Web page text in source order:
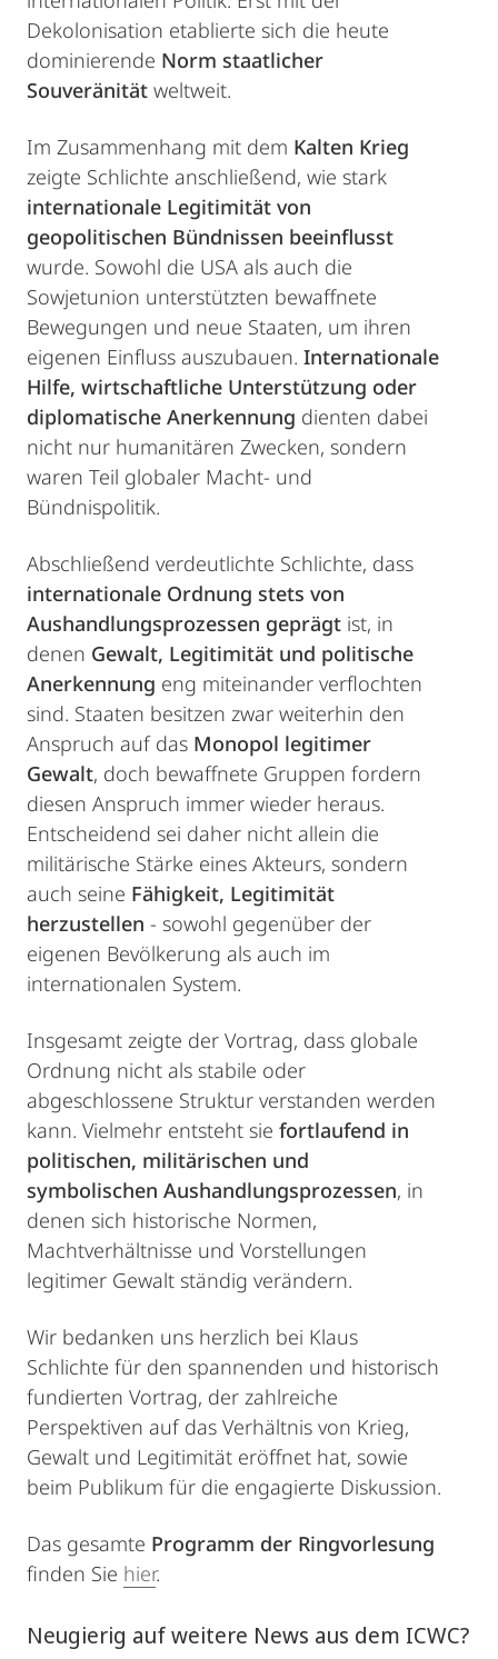
Dekolonisation etablierte sich die heute
dominierende Norm staatlicher
Souveränität weltweit.
Im Zusammenhang mit dem Kalten Krieg
zeigte Schlichte anschließend, wie stark
internationale Legitimität von
geopolitischen Bündnissen beeinflusst
wurde. Sowohl die USA als auch die
Sowjetunion unterstützten bewaffnete
Bewegungen und neue Staaten, um ihren
eigenen Einfluss auszubauen. Internationale
Hilfe, wirtschaftliche Unterstützung oder
diplomatische Anerkennung dienten dabei
nicht nur humanitären Zwecken, sondern
waren Teil globaler Macht- und
Bündnispolitik.
Abschließend verdeutlichte Schlichte, dass
internationale Ordnung stets von
Aushandlungsprozessen geprägt ist, in
denen Gewalt, Legitimität und politische
Anerkennung eng miteinander verflochten
sind. Staaten besitzen zwar weiterhin den
Anspruch auf das Monopol legitimer
Gewalt, doch bewaffnete Gruppen fordern
diesen Anspruch immer wieder heraus.
Entscheidend sei daher nicht allein die
militärische Stärke eines Akteurs, sondern
auch seine Fähigkeit, Legitimität
herzustellen - sowohl gegenüber der
eigenen Bevölkerung als auch im
internationalen System.
Insgesamt zeigte der Vortrag, dass globale
Ordnung nicht als stabile oder
abgeschlossene Struktur verstanden werden
kann. Vielmehr entsteht sie fortlaufend in
politischen, militärischen und
symbolischen Aushandlungsprozessen, in
denen sich historische Normen,
Machtverhältnisse und Vorstellungen
legitimer Gewalt ständig verändern.
Wir bedanken uns herzlich bei Klaus
Schlichte für den spannenden und historisch
fundierten Vortrag, der zahlreiche
Perspektiven auf das Verhältnis von Krieg,
Gewalt und Legitimität eröffnet hat, sowie
beim Publikum für die engagierte Diskussion.
Das gesamte Programm der Ringvorlesung
finden Sie hier.
Neugierig auf weitere News aus dem ICWC?